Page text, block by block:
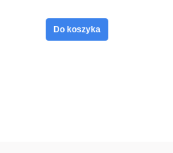
Do koszyka